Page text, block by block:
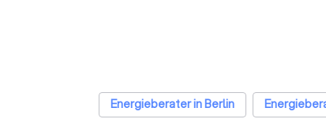
Energieberater in Berlin